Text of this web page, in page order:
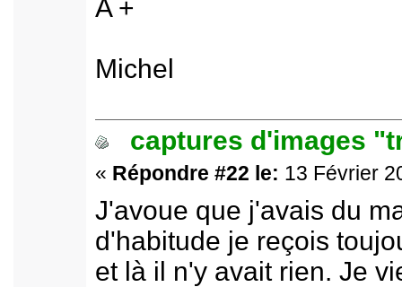
A +
Michel
captures d'images
« Répondre #22 le: 13 Février
J'avoue que j'avais du
d'habitude je reçois
et là il n'y avait rien. Je